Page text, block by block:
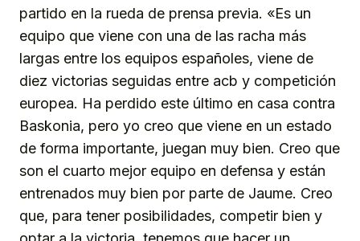
partido en la rueda de prensa previa. «Es un
equipo que viene con una de las racha más
largas entre los equipos españoles, viene de
diez victorias seguidas entre acb y competición
europea. Ha perdido este último en casa contra
Baskonia, pero yo creo que viene en un estado
de forma importante, juegan muy bien. Creo que
son el cuarto mejor equipo en defensa y están
entrenados muy bien por parte de Jaume. Creo
que, para tener posibilidades, competir bien y